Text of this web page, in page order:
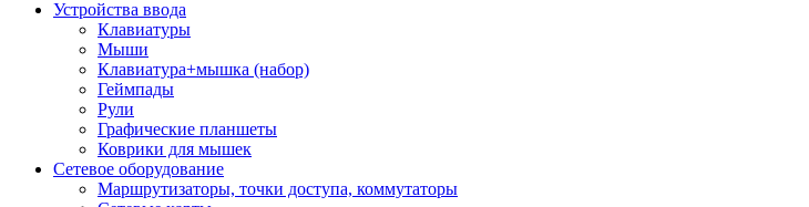
Устройства ввода
Клавиатуры
Мыши
Клавиатура+мышка (набор)
Геймпады
Рули
Графические планшеты
Коврики для мышек
Сетевое оборудование
Маршрутизаторы, точки доступа, коммутаторы